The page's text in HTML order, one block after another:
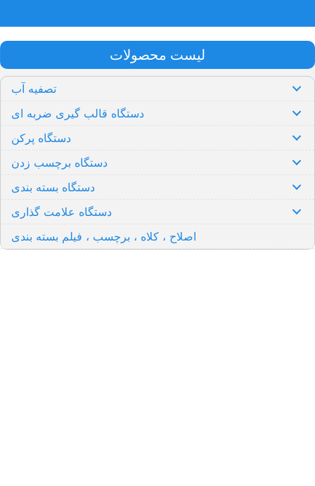
لیست محصولات
تصفیه آب
دستگاه قالب گیری ضربه ای
دستگاه پرکن
دستگاه برچسب زدن
دستگاه بسته بندی
دستگاه علامت گذاری
اصلاح ، کلاه ، برچسب ، فیلم بسته بندی